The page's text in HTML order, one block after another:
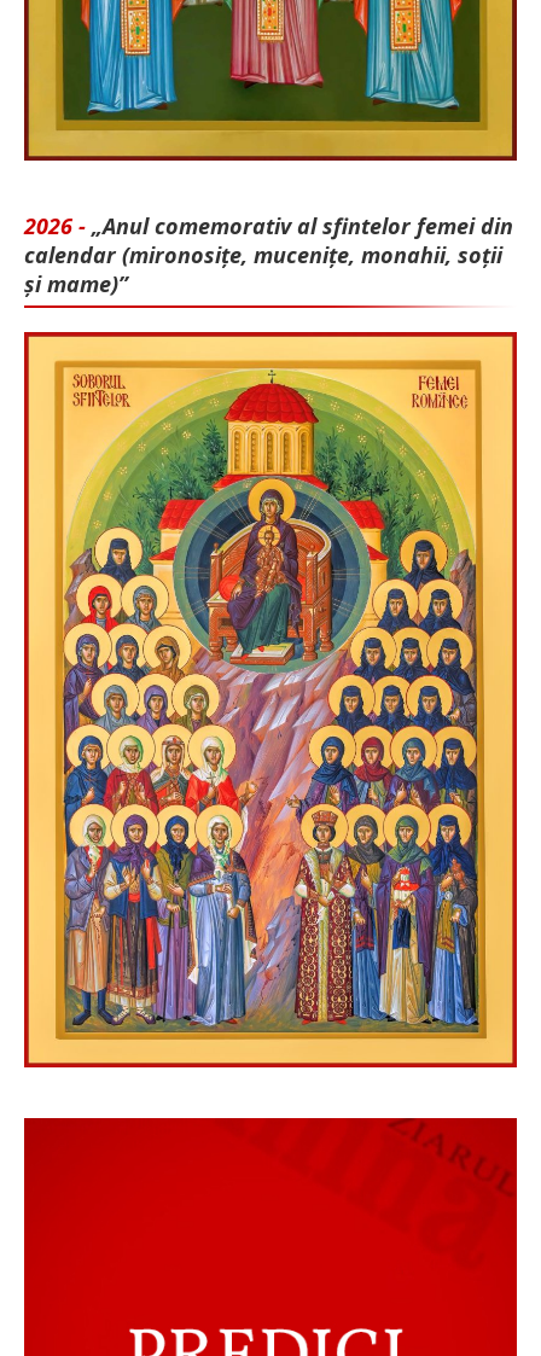
2026 - „Anul comemorativ al sfintelor femei din
calendar (mironosițe, mu­cenițe, monahii, soții
și mame)”